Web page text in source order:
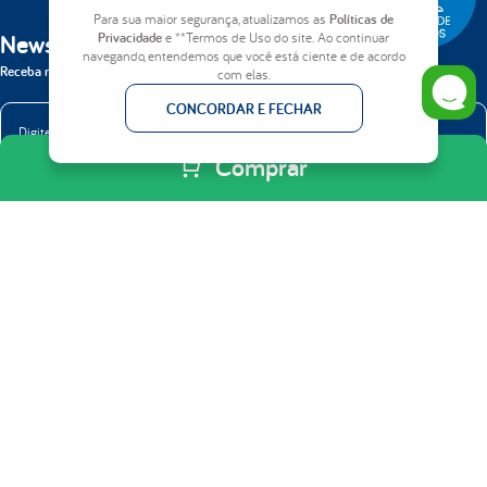
Para sua maior segurança, atualizamos as Políticas de
Privacidadee **Termos de Uso do site. Ao continuar
navegando, entendemos que você está ciente e de acordo
com elas.
CONCORDAR E FECHAR
Comprar
Newsletter
Receba nossas novidades em primeira mão.
ENVIAR